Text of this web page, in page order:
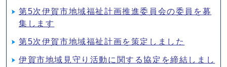
第5次伊賀市地域福祉計画推進委員会の委員を募
集します
第5次伊賀市地域福祉計画を策定しました
伊賀市地域見守り活動に関する協定を締結しまし